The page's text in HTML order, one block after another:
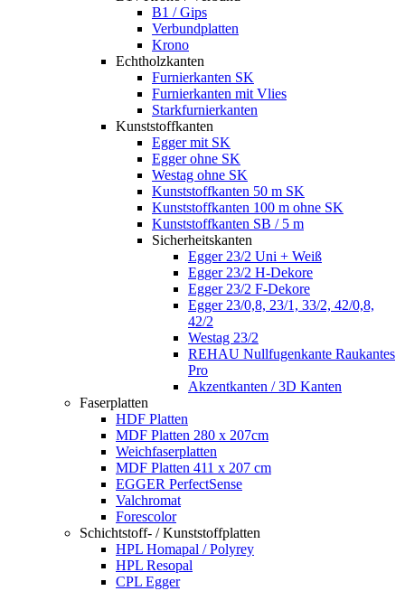
B1 / Gips
Verbundplatten
Krono
Echtholzkanten
Furnierkanten SK
Furnierkanten mit Vlies
Starkfurnierkanten
Kunststoffkanten
Egger mit SK
Egger ohne SK
Westag ohne SK
Kunststoffkanten 50 m SK
Kunststoffkanten 100 m ohne SK
Kunststoffkanten SB / 5 m
Sicherheitskanten
Egger 23/2 Uni + Weiß
Egger 23/2 H-Dekore
Egger 23/2 F-Dekore
Egger 23/0,8, 23/1, 33/2, 42/0,8,
42/2
Westag 23/2
REHAU Nullfugenkante Raukantes
Pro
Akzentkanten / 3D Kanten
Faserplatten
HDF Platten
MDF Platten 280 x 207cm
Weichfaserplatten
MDF Platten 411 x 207 cm
EGGER PerfectSense
Valchromat
Forescolor
Schichtstoff- / Kunststoffplatten
HPL Homapal / Polyrey
HPL Resopal
CPL Egger